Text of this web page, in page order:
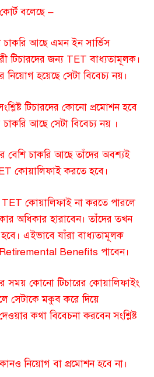
বলেছে –
আছে এমন ইন সার্ভিস
টিচারদের জন্য TET বাধ্যতামূলক।
নিয়োগ হয়েছে সেটা বিবেচ্য নয়।
টিচারদের কোনো প্রমোশন হবে
আছে সেটা বিবেচ্য নয় ।
বেশি চাকরি আছে তাঁদের অবশ্যই
কোয়ালিফাই করতে হবে।
কোয়ালিফাই না করতে পারলে
অধিকার হারাবেন। তাঁদের তখন
এইভাবে যাঁরা বাধ্যতামূলক
Benefits পাবেন।
সময় কোনো টিচারের কোয়ালিফাইং
সেটাকে মকুব করে দিয়ে
কথা বিবেচনা করবেন সংশ্লিষ্ট
নিয়োগ বা প্রমোশন হবে না।